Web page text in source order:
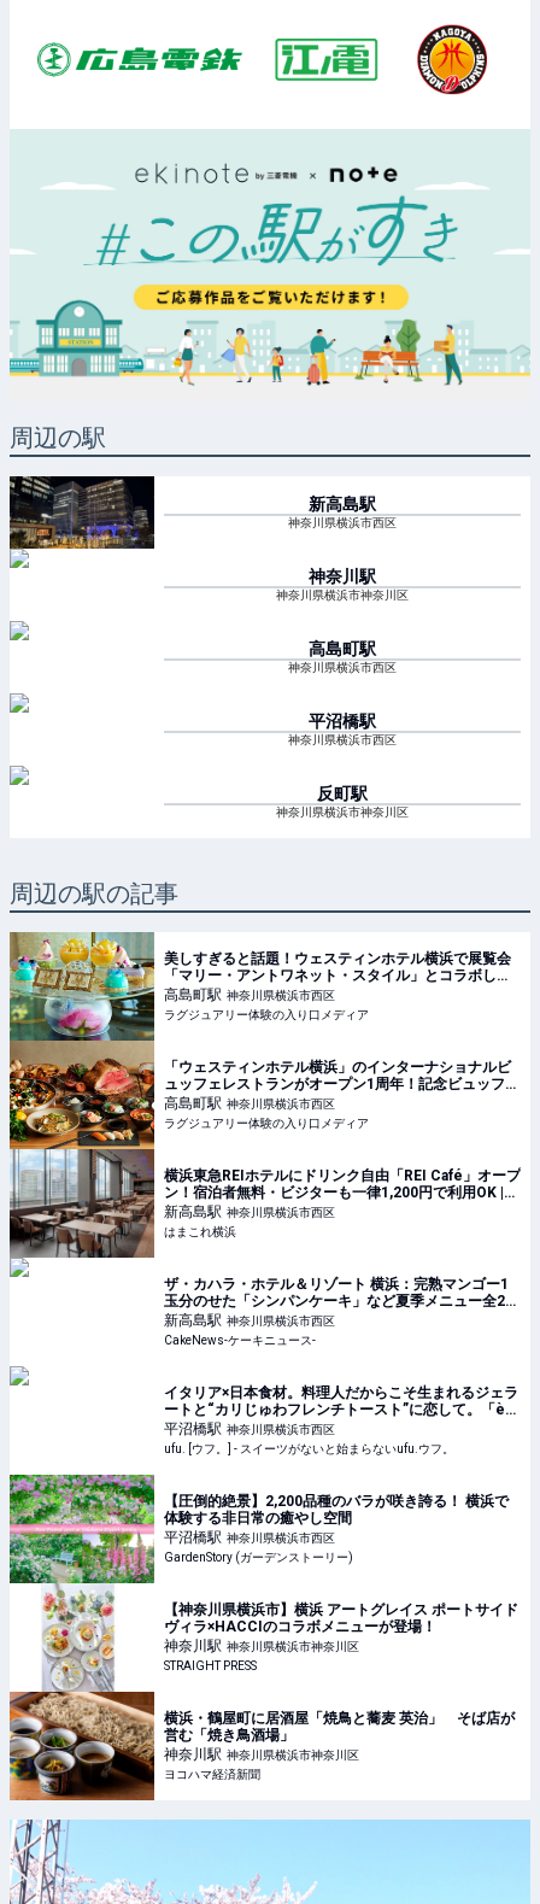
周辺の駅
新高島駅
神奈川県横浜市西区
神奈川 駅
神奈川県横浜市神奈川区
高島町駅
神奈川県横浜市西区
平沼橋駅
神奈川県横浜市西区
反町駅
神奈川県横浜市神奈川区
周辺の駅の記事
美しすぎると話題！ウェスティンホテル横浜で展覧会
「マリー・アントワネット・スタイル」とコラボした
アフタヌーンティーが開催中【実食レポート】
高島町駅 神奈川県横浜市西区
ラグジュアリー体験の入り口メディア
「ウェスティンホテル横浜」のインターナショナルビ
ュッフェレストランがオープン1周年！記念ビュッフェ
を堪能
高島町駅 神奈川県横浜市西区
ラグジュアリー体験の入り口メディア
横浜東急REIホテルにドリンク自由「REI Café」オープ
ン！宿泊者無料・ビジターも一律1,200円で利用OK |
はまこれ横浜
新高島駅 神奈川県横浜市西区
はまこれ横浜
ザ・カハラ・ホテル＆リゾート 横浜：完熟マンゴー1
玉分のせた「シンパンケーキ」など夏季メニュー全2
種、6月1日より4ヵ月展開
新高島駅 神奈川県横浜市西区
CakeNews-ケーキニュース-
イタリア×日本食材。料理人だからこそ生まれるジェラ
ートと“カリじゅわフレンチトースト”に恋して。「è
più（エピュウ）」（横浜） - ufu. [ウフ。]
平沼橋駅 神奈川県横浜市西区
ufu. [ウフ。] - スイーツがないと始まらないufu.ウフ。
【圧倒的絶景】2,200品種のバラが咲き誇る！ 横浜で
体験する非日常の癒やし空間
平沼橋駅 神奈川県横浜市西区
GardenStory (ガーデンストーリー)
【神奈川県横浜市】横浜 アートグレイス ポートサイド
ヴィラ×HACCIのコラボメニューが登場！
神奈川駅 神奈川県横浜市神奈川区
STRAIGHT PRESS
横浜・鶴屋町に居酒屋「焼鳥と蕎麦 英治」 そば店が
営む「焼き鳥酒場」
神奈川駅 神奈川県横浜市神奈川区
ヨコハマ経済新聞